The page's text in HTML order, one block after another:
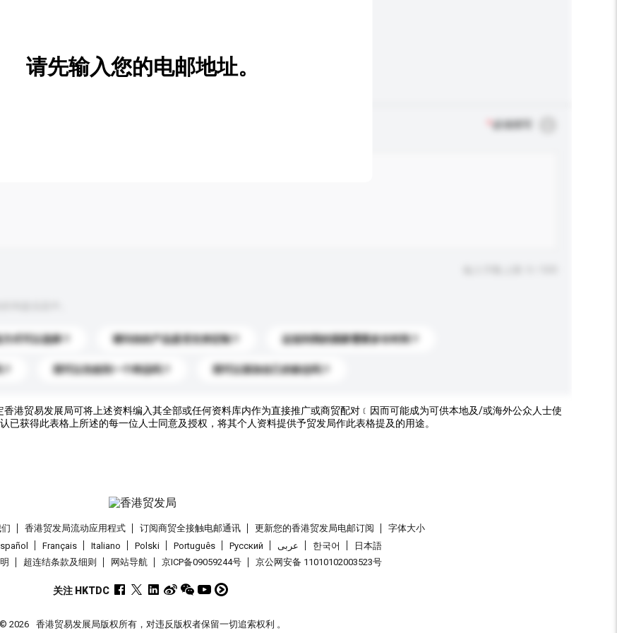
必须填写
式可以选择？ 请问你的产品是否支持定制？ 运送到我的国家需要多长时间？
我可以先收到一个样品吗？ 我可以添加自己的标志吗？
请先输入您的电邮地址。
香港贸易发展局可将上述资料编入其全部或任何资料库内作为直接推广或商贸配对﹝因而可能成为可供本地及/或海外公众人士使
已获得此表格上所述的每一位人士同意及授权，将其个人资料提供予贸发局作此表格提及的用途。
香港贸发局流动应用程式 订阅商贸全接触电邮通讯 更新您的香港贸发局电邮订阅
字体大小
Français Italiano Polski Português Pусский عربى 한국어
日本語
超连结条款及细则 网站导航 京ICP备09059244号 京公网安备 11010102003523号
关注 HKTDC
© 2026 香港贸易发展局版权所有，对违反版权者保留一切追索权利 。